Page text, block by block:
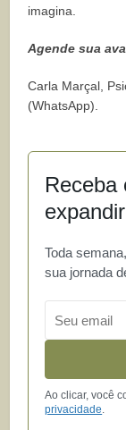
imagina.
Agende sua
Carla Marçal,
(WhatsApp).
Receba
Toda
sua jornada
Ao clicar, você
privacidade.